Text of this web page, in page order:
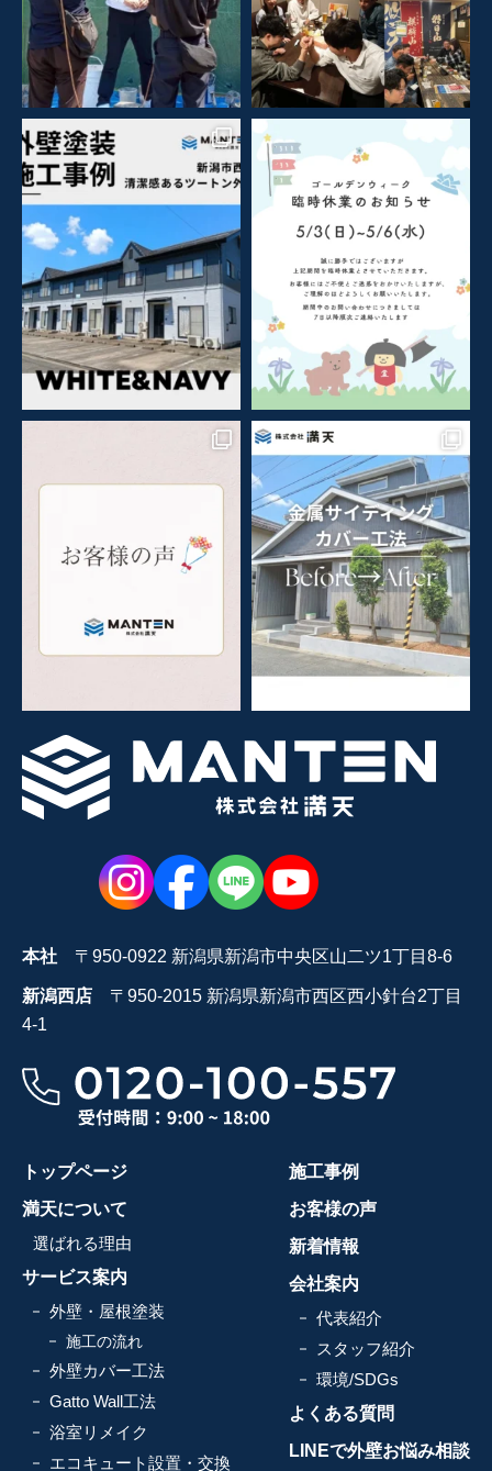
本社 〒950-0922 新潟県新潟市中央区山二ツ1丁目8-6
新潟西店 〒950-2015 新潟県新潟市西区西小針台2丁目
4-1
トップページ
満天について
選ばれる理由
サービス案内
外壁・屋根塗装
施工の流れ
外壁カバー工法
Gatto Wall工法
浴室リメイク
エコキュート設置・交換
施工事例
お客様の声
新着情報
会社案内
代表紹介
スタッフ紹介
環境/SDGs
よくある質問
LINEで外壁お悩み相談